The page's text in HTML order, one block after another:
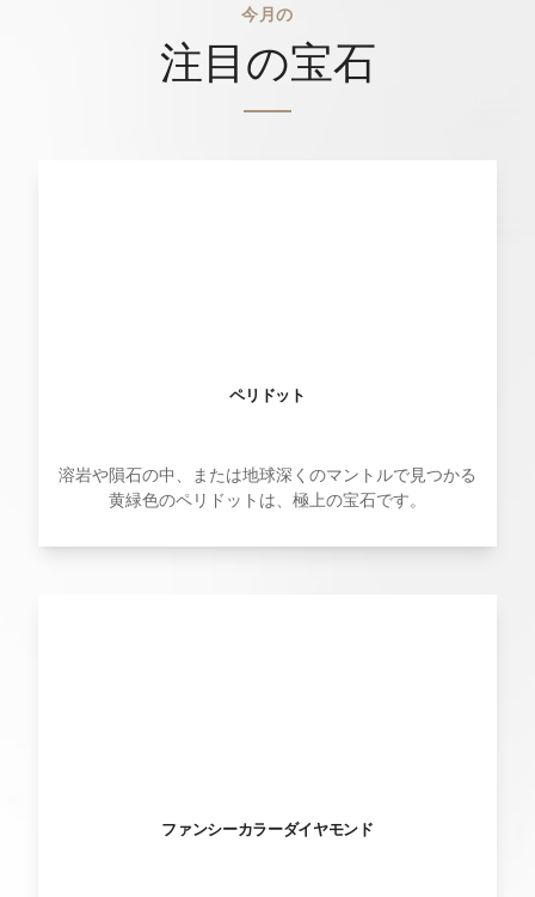
今月の
注目の宝石
ペリドット
溶岩や隕石の中、または地球深くのマントルで見つかる
黄緑色のペリドットは、極上の宝石です。
ファンシーカラーダイヤモンド